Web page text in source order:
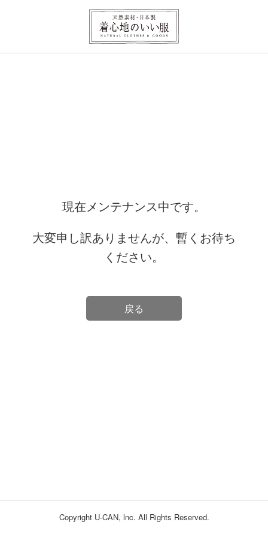
現在メンテナンス中です。
大変申し訳ありませんが、暫くお待ち
ください。
戻る
Copyright U-CAN, lnc. All Rights Reserved.